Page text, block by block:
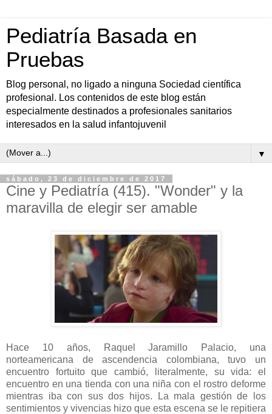
Pediatría Basada en
Pruebas
Blog personal, no ligado a ninguna Sociedad científica
profesional. Los contenidos de este blog están
especialmente destinados a profesionales sanitarios
interesados en la salud infantojuvenil
▼
sábado, 23 de diciembre de 2017
Cine y Pediatría (415). "Wonder" y la
maravilla de elegir ser amable
Hace 10 años, Raquel Jaramillo Palacio, una
norteamericana de ascendencia colombiana, tuvo un
encuentro fortuito que cambió, literalmente, su vida: el
encuentro en una tienda con una niña con el rostro deforme
mientras iba con sus dos hijos. La mala gestión de los
sentimientos y vivencias hizo que esta escena se le repitiera